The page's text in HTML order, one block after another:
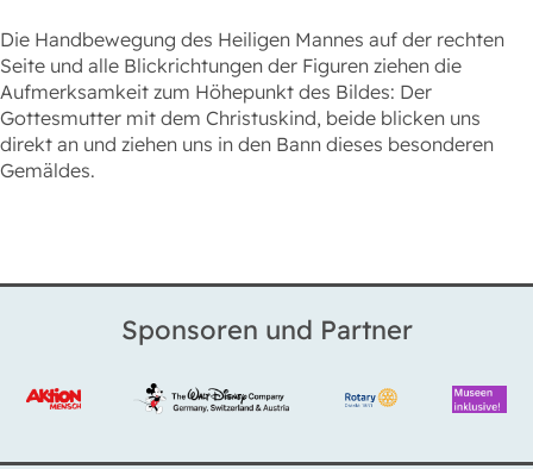
Die Handbewegung des Heiligen Mannes auf der rechten
Seite und alle Blickrichtungen der Figuren ziehen die
Aufmerksamkeit zum Höhepunkt des Bildes: Der
Gottesmutter mit dem Christuskind, beide blicken uns
direkt an und ziehen uns in den Bann dieses besonderen
Gemäldes.
Sponsoren und Partner